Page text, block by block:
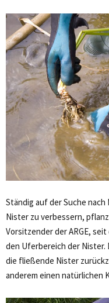
Ständig auf der Suche
Nister zu verbessern,
Vorsitzender der ARGE,
den Uferbereich der Nister.
die fließende Nister
anderem einen natürlichen